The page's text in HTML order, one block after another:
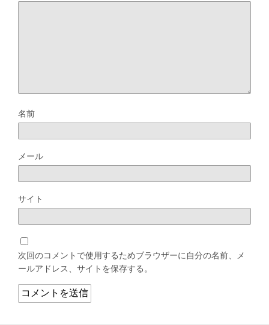
名前
メール
サイト
次回のコメントで使用するためブラウザーに自分の名前、メ
ールアドレス、サイトを保存する。